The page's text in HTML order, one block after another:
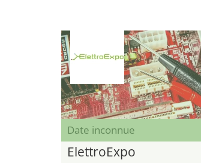
Date inconnue
ElettroExpo